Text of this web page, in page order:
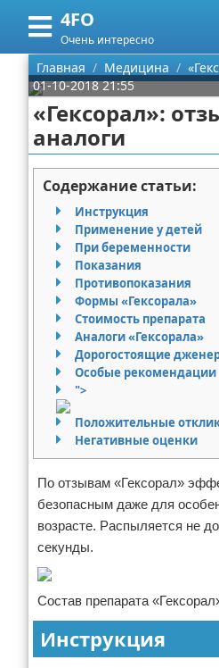
4FO
Очень интересно
Меню
Главная
Категории
Медицина
Информационные
Финансы
Закон
Психология
Спорт и фитнес
Красота
Кино и сериалы
Покупки
Мода и стиль
Поиск
О проекте
Контакты
Сотрудничество
Размещение рекламы
Для правообладателей
Условия предоставления
Отказ от ответственности
Главная Медицина
01-10-2018 21:55
«Гексорал»:
аналоги
Содержание статьи:
Инструкция
Применение у детей
При беременности
Показания
Противопоказания
Формы «Гексорала»
Стоимость препарата
Аналоги «Гексорала»
Дорогостоящие
Особые рекомендации
">
Положительные
Негативные оценки
По отзывам «Гексорал»
безопасным даже для
возрасте. Распыляется не
секунды.
Состав препарата
Инструкция